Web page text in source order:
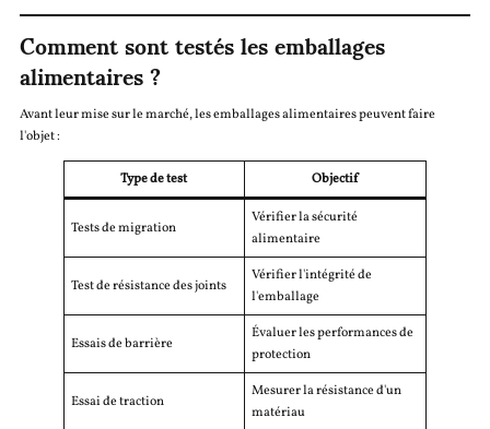
Comment sont testés les emballages
alimentaires ?
Avant leur mise sur le marché, les emballages alimentaires peuvent faire
l'objet :
Type de test Objectif
Tests de migration
Vérifier la sécurité
alimentaire
Test de résistance des joints
Vérifier l'intégrité de
l'emballage
Essais de barrière
Évaluer les performances de
protection
Essai de traction
Mesurer la résistance d'un
matériau